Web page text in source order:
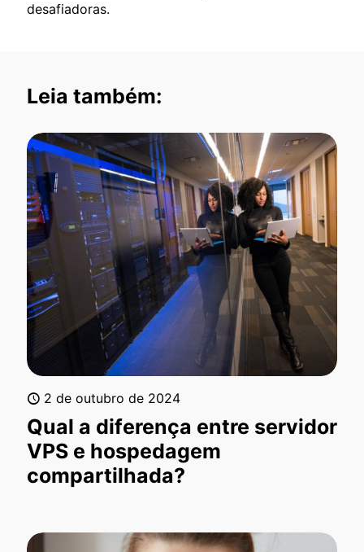
desafiadoras.
Leia também:
2 de outubro de 2024
Qual a diferença entre servidor
VPS e hospedagem
compartilhada?